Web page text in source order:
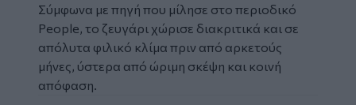
Σύμφωνα με πηγή που μίλησε στο περιοδικό
People, το ζευγάρι χώρισε διακριτικά και σε
απόλυτα φιλικό κλίμα πριν από αρκετούς
μήνες, ύστερα από ώριμη σκέψη και κοινή
απόφαση.